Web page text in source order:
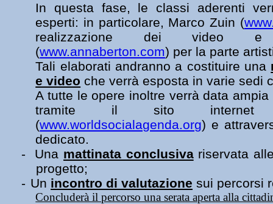
In questa fase, le classi aderenti
esperti: in particolare, Marco Zuin (
realizzazione dei video
(www.annaberton.com) per la parte
Tali elaborati andranno a costituire una
e video che verrà esposta in varie sedi
A tutte le opere inoltre verrà data
tramite il sito internet
(www.worldsocialagenda.org) e
dedicato.
- Una mattinata conclusivariservata
progetto;
- Un incontro di valutazione sui percorsi
Concluderà il percorso una serata aperta alla